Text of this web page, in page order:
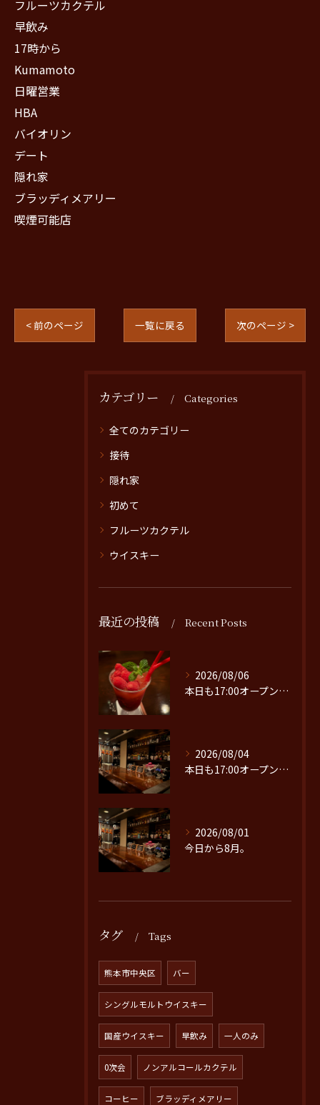
フルーツカクテル
早飲み
17時から
Kumamoto
日曜営業
HBA
バイオリン
デート
隠れ家
ブラッディメアリー
喫煙可能店
< 前のページ 一覧に戻る 次のページ >
カテゴリー Categories
全てのカテゴリー
接待
隠れ家
初めて
フルーツカクテル
ウイスキー
最近の投稿 Recent Posts
2026/08/06
本日も17:00オープンです。
2026/08/04
本日も17:00オープンです。
2026/08/01
今日から8月。
タグ Tags
熊本市中央区 バー
シングルモルトウイスキー
国産ウイスキー 早飲み 一人のみ
0次会 ノンアルコールカクテル
コーヒー ブラッディメアリー